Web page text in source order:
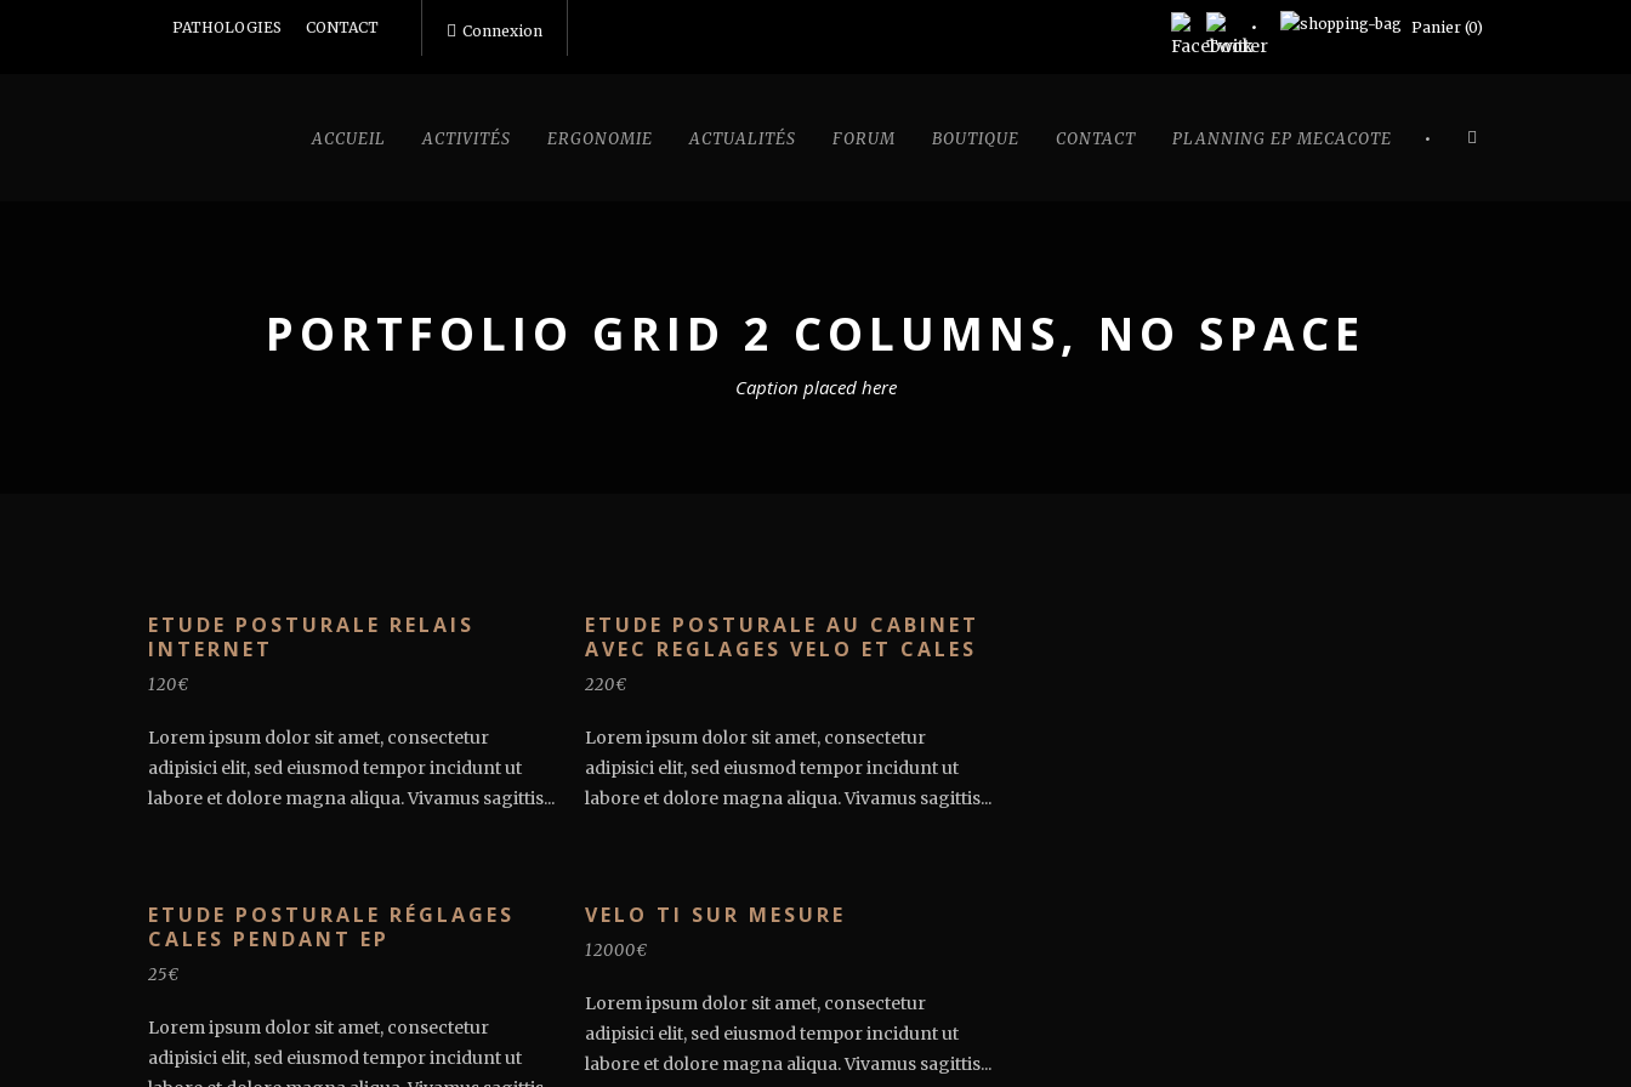
PATHOLOGIES CONTACT Connexion Panier (0)
ACCUEIL ACTIVITÉS ERGONOMIE ACTUALITÉS FORUM BOUTIQUE CONTACT PLANNING EP MECACOTE •
PORTFOLIO GRID 2 COLUMNS, NO SPACE
Caption placed here
ETUDE POSTURALE RELAIS
INTERNET
120€
Lorem ipsum dolor sit amet, consectetur
adipisici elit, sed eiusmod tempor incidunt ut
labore et dolore magna aliqua. Vivamus sagittis...
ETUDE POSTURALE AU CABINET
AVEC REGLAGES VELO ET CALES
220€
Lorem ipsum dolor sit amet, consectetur
adipisici elit, sed eiusmod tempor incidunt ut
labore et dolore magna aliqua. Vivamus sagittis...
ETUDE POSTURALE RÉGLAGES
CALES PENDANT EP
25€
Lorem ipsum dolor sit amet, consectetur
adipisici elit, sed eiusmod tempor incidunt ut
VELO TI SUR MESURE
12000€
Lorem ipsum dolor sit amet, consectetur
adipisici elit, sed eiusmod tempor incidunt ut
labore et dolore magna aliqua. Vivamus sagittis...